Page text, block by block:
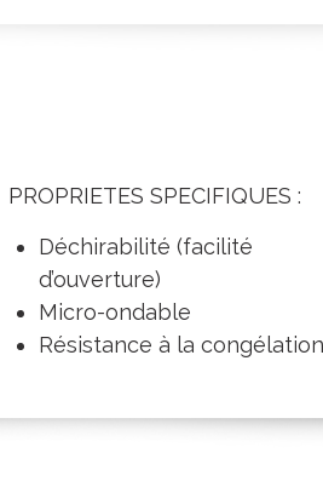
PROPRIETES SPECIFIQUES :
Déchirabilité (facilité
d’ouverture)
Micro-ondable
Résistance à la